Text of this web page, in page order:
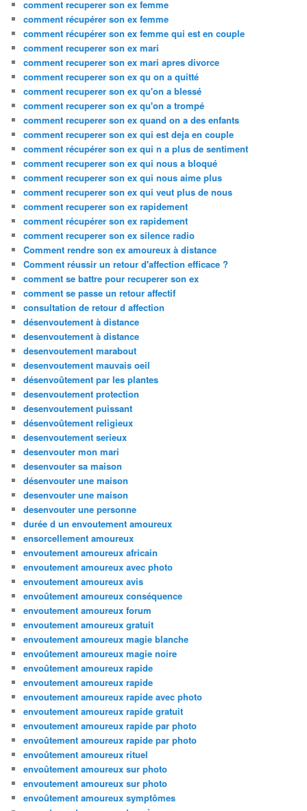
comment recuperer son ex femme
comment récupérer son ex femme
comment récupérer son ex femme qui est en couple
comment recuperer son ex mari
comment recuperer son ex mari apres divorce
comment recuperer son ex qu on a quitté
comment recuperer son ex qu'on a blessé
comment recuperer son ex qu'on a trompé
comment recuperer son ex quand on a des enfants
comment recuperer son ex qui est deja en couple
comment récupérer son ex qui n a plus de sentiment
comment recuperer son ex qui nous a bloqué
comment recuperer son ex qui nous aime plus
comment recuperer son ex qui veut plus de nous
comment recuperer son ex rapidement
comment récupérer son ex rapidement
comment recuperer son ex silence radio
Comment rendre son ex amoureux à distance
Comment réussir un retour d'affection efficace ?
comment se battre pour recuperer son ex
comment se passe un retour affectif
consultation de retour d affection
désenvoutement à distance
desenvoutement à distance
desenvoutement marabout
desenvoutement mauvais oeil
désenvoûtement par les plantes
desenvoutement protection
desenvoutement puissant
désenvoûtement religieux
desenvoutement serieux
desenvouter mon mari
desenvouter sa maison
désenvouter une maison
desenvouter une maison
desenvouter une personne
durée d un envoutement amoureux
ensorcellement amoureux
envoutement amoureux africain
envoutement amoureux avec photo
envoutement amoureux avis
envoûtement amoureux conséquence
envoutement amoureux forum
envoutement amoureux gratuit
envoutement amoureux magie blanche
envoûtement amoureux magie noire
envoûtement amoureux rapide
envoutement amoureux rapide
envoutement amoureux rapide avec photo
envoutement amoureux rapide gratuit
envoutement amoureux rapide par photo
envoûtement amoureux rapide par photo
envoûtement amoureux rituel
envoûtement amoureux sur photo
envoutement amoureux sur photo
envoûtement amoureux symptômes